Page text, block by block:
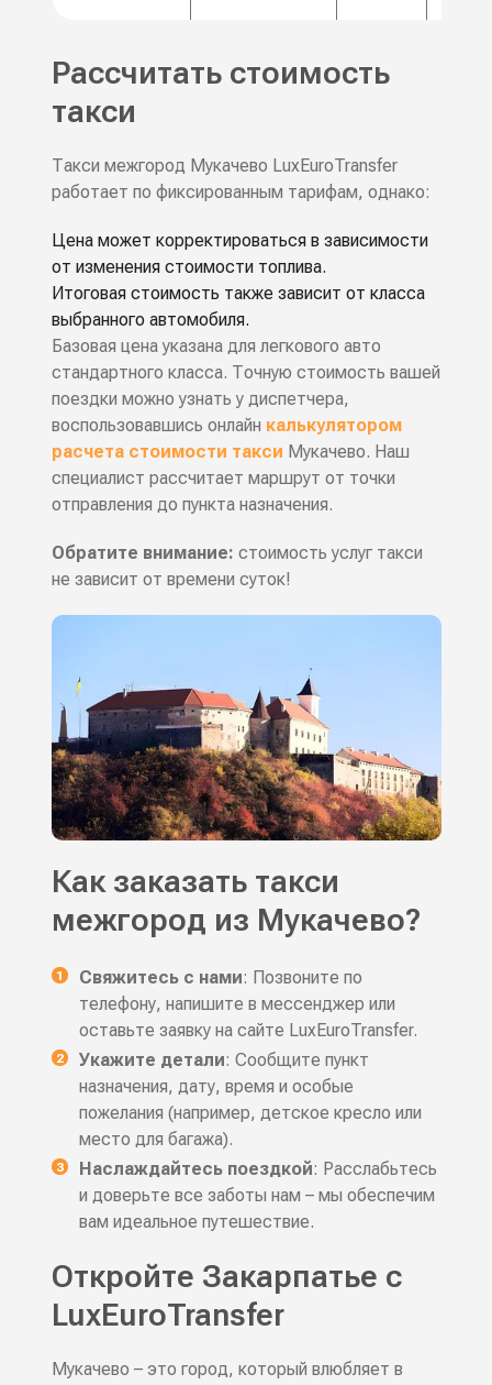
Рассчитать стоимость
такси
Такси межгород Мукачево LuxEuroTransfer
работает по фиксированным тарифам, однако:
Цена может корректироваться в зависимости
от изменения стоимости топлива.
Итоговая стоимость также зависит от класса
выбранного автомобиля.
Базовая цена указана для легкового авто
стандартного класса. Точную стоимость вашей
поездки можно узнать у диспетчера,
воспользовавшись онлайн калькулятором
расчета стоимости такси Мукачево. Наш
специалист рассчитает маршрут от точки
отправления до пункта назначения.
Обратите внимание: стоимость услуг такси
не зависит от времени суток!
Как заказать такси
межгород из Мукачево?
Свяжитесь с нами: Позвоните по
телефону, напишите в мессенджер или
оставьте заявку на сайте LuxEuroTransfer.
Укажите детали: Сообщите пункт
назначения, дату, время и особые
пожелания (например, детское кресло или
место для багажа).
Наслаждайтесь поездкой: Расслабьтесь
и доверьте все заботы нам – мы обеспечим
вам идеальное путешествие.
Откройте Закарпатье с
LuxEuroTransfer
Мукачево – это город, который влюбляет в